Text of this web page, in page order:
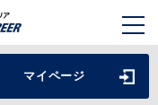
マイページ